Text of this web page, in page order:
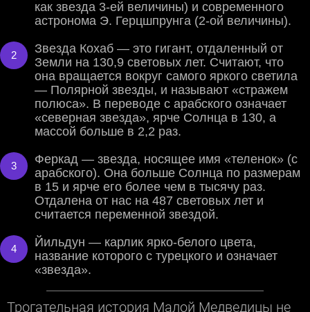
как звезда 3-ей величины) и современного
астронома Э. Герцшпрунга (2-ой величины).
Звезда Кохаб — это гигант, отдаленный от
Земли на 130,9 световых лет. Считают, что
она вращается вокруг самого яркого светила
— Полярной звезды, и называют «стражем
полюса». В переводе с арабского означает
«северная звезда», ярче Солнца в 130, а
массой больше в 2,2 раз.
Феркад — звезда, носящее имя «теленок» (с
арабского). Она больше Солнца по размерам
в 15 и ярче его более чем в тысячу раз.
Отдалена от нас на 487 световых лет и
считается переменной звездой.
Йильдун — карлик ярко-белого цвета,
название которого с турецкого и означает
«звезда».
Трогательная история Малой Медведицы не